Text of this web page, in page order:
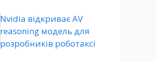
Nvidia відкриває AV
reasoning модель для
розробників роботаксі